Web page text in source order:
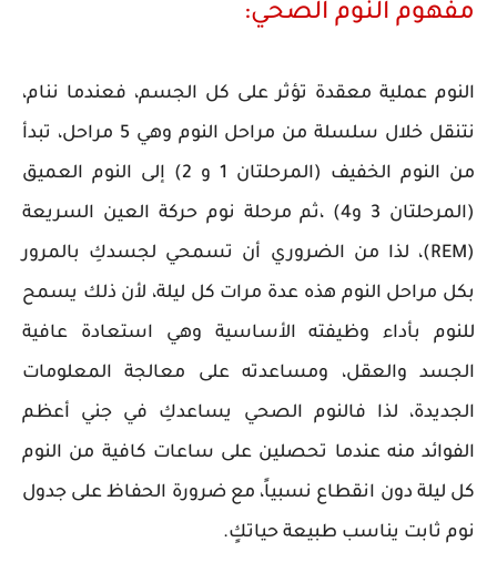
مفهوم النوم الصحي:
النوم عملية معقدة تؤثر على كل الجسم، فعندما ننام،
نتنقل خلال سلسلة من مراحل النوم وهي 5 مراحل، تبدأ
من النوم الخفيف (المرحلتان 1 و 2) إلى النوم العميق
(المرحلتان 3 و4) ،ثم مرحلة نوم حركة العين السريعة
(REM)، لذا من الضروري أن تسمحي لجسدكِ بالمرور
بكل مراحل النوم هذه عدة مرات كل ليلة، لأن ذلك يسمح
للنوم بأداء وظيفته الأساسية وهي استعادة عافية
الجسد والعقل، ومساعدته على معالجة المعلومات
الجديدة، لذا فالنوم الصحي يساعدكِ في جني أعظم
الفوائد منه عندما تحصلين على ساعات كافية من النوم
كل ليلة دون انقطاع نسبياً، مع ضرورة الحفاظ على جدول
نوم ثابت يناسب طبيعة حياتكٍ.